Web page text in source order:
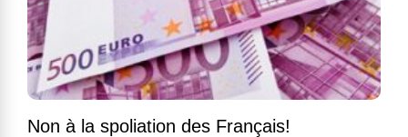
Non à la spoliation des Français!